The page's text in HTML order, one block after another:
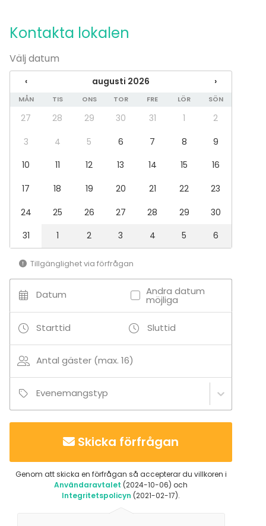
Fest
Bröllop
Spa / relax / bastu
Middag / Lunch
Möte
Mässa / Utställning
Rekreation
Upplevelse / aktivitet
Stuga
Aktiviteter
Paintball / laserspel
Karting
Utomhusaktiviteter
Simning
Tilläggsuppgifter om tjänster och faciliteter
Palju vuokrattavissa erikseen samoin savusauna(t)
Tilläggsuppgifter om aktiviteter
suuri lampi ja kesällä lypsylehmiä laitumella. Vieressä
on hyvä uimapaikka kaiken ikäisille, pihassa on tilaa
leikkiä ja pelata erilaisia pelejä esim. sulkapalloa,
jalkapalloa ja frisbee golf. Lähellä on helppokulkuinen
vanha männikkömetsä jossa voi käydä
Kontakta lokalen
Välj datum
‹ augusti 2026 ›
MÅN TIS ONS TOR FRE LÖR SÖN
27 28 29 30 31 1
2
3
4 5 6 7 8
9
10
11 12 13 14 15
16
17
18 19 20 21 22
23
24
25 26 27 28 29
30
31
1 2 3 4 5 6
Tillgänglighet via förfrågan
Datum Andra datum
möjliga
Starttid Sluttid
Antal gäster (max. 16)
Evenemangstyp
Skicka förfrågan
Genom att skicka en förfrågan så accepterar du villkoren i
Användaravtalet (2024-10-06) och
Integritetspolicyn (2021-02-17).